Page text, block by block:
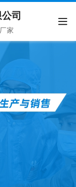
司
家